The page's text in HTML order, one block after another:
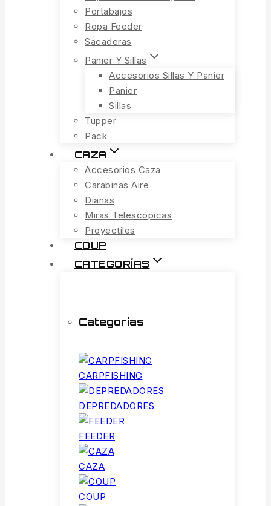
Portabajos
Ropa Feeder
Sacaderas
Panier Y Sillas
Accesorios Sillas Y Panier
Panier
Sillas
Tupper
Pack
CAZA
Accesorios Caza
Carabinas Aire
Dianas
Miras Telescópicas
Proyectiles
COUP
CATEGORÍAS
Categorías
CARPFISHING
DEPREDADORES
FEEDER
CAZA
COUP